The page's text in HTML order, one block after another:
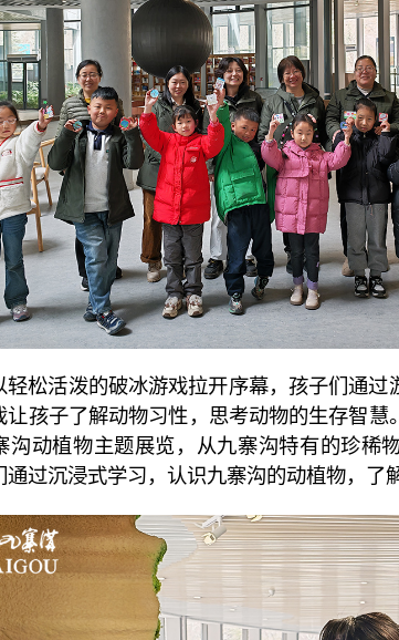
轻松活泼的破冰游戏拉开序幕，孩子们通
让孩子了解动物习性，思考动物的生存智慧
沟动植物主题展览，从九寨沟特有的珍稀
过沉浸式学习，认识九寨沟的动植物，了